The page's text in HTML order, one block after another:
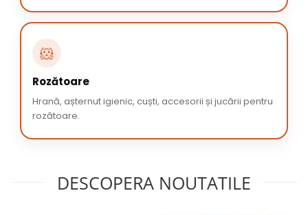
🐹
Rozătoare
Hrană, așternut igienic, cuști, accesorii și jucării pentru
rozătoare.
DESCOPERA NOUTATILE